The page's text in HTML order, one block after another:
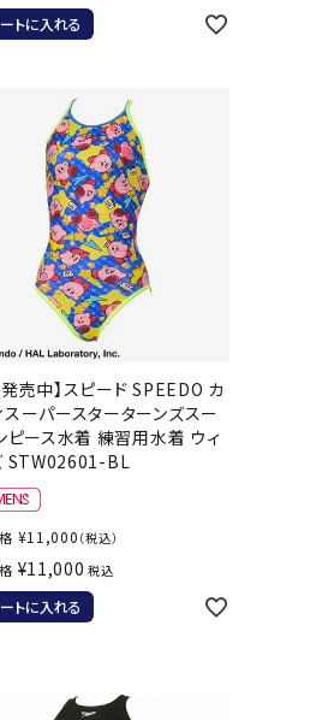
トに入れる
発売中】スピード SPEEDO カ
スーパースターターンズスー
ピース水着 練習用水着 ウィ
STW02601-BL
¥11,000 （税込）
¥11,000 税込
トに入れる